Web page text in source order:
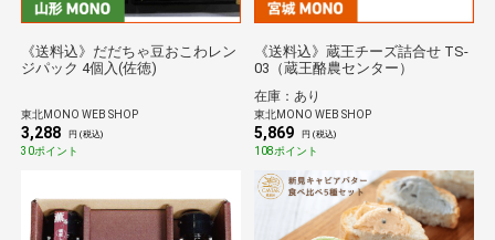
《送料込》だだちゃ豆おこわレン
ジパック 4個入(佐徳)
東北MONO WEB SHOP
3,288 円 (税込)
30ポイント
《送料込》蔵王チーズ詰合せ TS-
03（蔵王酪農センター）
在庫：あり
東北MONO WEB SHOP
5,869 円 (税込)
108ポイント